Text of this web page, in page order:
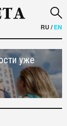
RU /EN
уже